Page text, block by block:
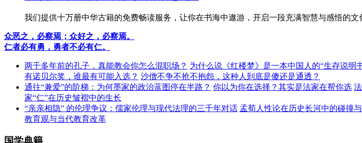
我们提供十万册中华古籍的免费畅读服务，让你在书海中遨游，开启一段充满智慧与感悟的文
众恶之，必察焉；众好之，必察焉。
仁者必有勇，勇者不必有仁。
两千多年前的孔子，真能教会你怎么混职场？ 为什么说《红楼梦》是一本中国人的“生存说明
有诺贝尔奖，谁最有可能入选？ 沙僧不争不抢不抱怨，这种人到底是傻还是通透？
通往“兼爱”的阶梯：为何墨家的政治蓝图停在半路？ 你以为你在选择？其实是法家在帮你选
家“仁”在历史皱褶中的生长
“亲亲相隐” 的伦理争议：儒家伦理与现代法理的三千年对话 孟荀人性论在历史长河中的碰撞
教育观与当代教育改革
国学典籍